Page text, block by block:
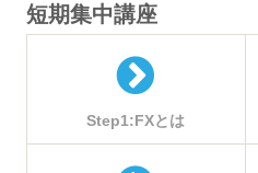
短期集中講座
Step1:FXとは